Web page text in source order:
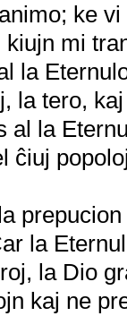
ke
kiujn mi
la
la tero,
al la
ĉiuj
la
la Dio
kaj ne